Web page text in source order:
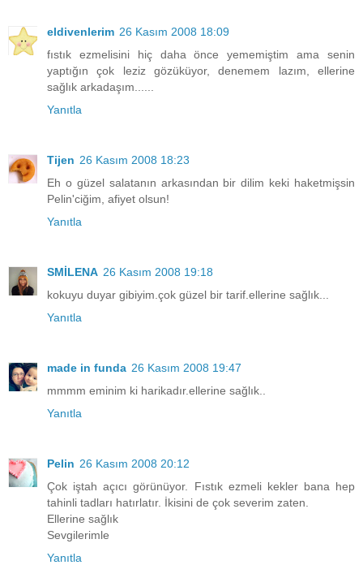
eldivenlerim 26 Kasım 2008 18:09
fıstık ezmelisini hiç daha önce yememiştim ama senin
yaptığın çok leziz gözüküyor, denemem lazım, ellerine
sağlık arkadaşım......
Yanıtla
Tijen 26 Kasım 2008 18:23
Eh o güzel salatanın arkasından bir dilim keki haketmişsin
Pelin'ciğim, afiyet olsun!
Yanıtla
SMİLENA 26 Kasım 2008 19:18
kokuyu duyar gibiyim.çok güzel bir tarif.ellerine sağlık...
Yanıtla
made in funda 26 Kasım 2008 19:47
mmmm eminim ki harikadır.ellerine sağlık..
Yanıtla
Pelin 26 Kasım 2008 20:12
Çok iştah açıcı görünüyor. Fıstık ezmeli kekler bana hep
tahinli tadları hatırlatır. İkisini de çok severim zaten.
Ellerine sağlık
Sevgilerimle
Yanıtla